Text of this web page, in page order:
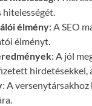
élmény: A SEO
élményt.
: A jól
hirdetésekkel,
: A